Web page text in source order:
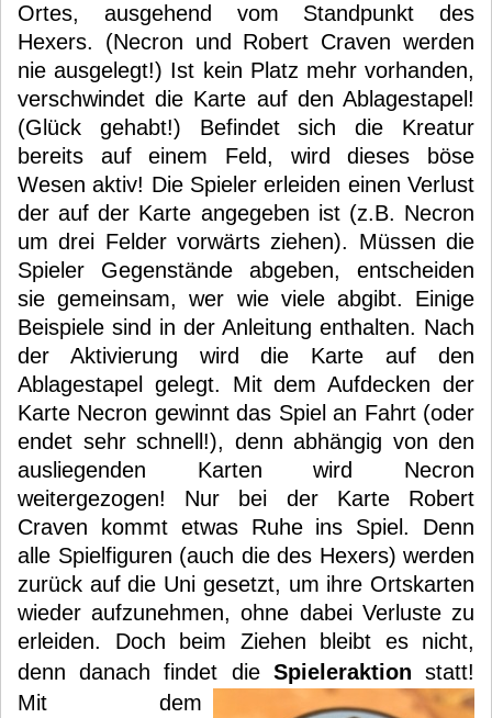
Ortes, ausgehend vom Standpunkt des
Hexers. (Necron und Robert Craven werden
nie ausgelegt!) Ist kein Platz mehr vorhanden,
verschwindet die Karte auf den Ablagestapel!
(Glück gehabt!) Befindet sich die Kreatur
bereits auf einem Feld, wird dieses böse
Wesen aktiv! Die Spieler erleiden einen Verlust
der auf der Karte angegeben ist (z.B. Necron
um drei Felder vorwärts ziehen). Müssen die
Spieler Gegenstände abgeben, entscheiden
sie gemeinsam, wer wie viele abgibt. Einige
Beispiele sind in der Anleitung enthalten. Nach
der Aktivierung wird die Karte auf den
Ablagestapel gelegt. Mit dem Aufdecken der
Karte Necron gewinnt das Spiel an Fahrt (oder
endet sehr schnell!), denn abhängig von den
ausliegenden Karten wird Necron
weitergezogen! Nur bei der Karte Robert
Craven kommt etwas Ruhe ins Spiel. Denn
alle Spielfiguren (auch die des Hexers) werden
zurück auf die Uni gesetzt, um ihre Ortskarten
wieder aufzunehmen, ohne dabei Verluste zu
erleiden. Doch beim Ziehen bleibt es nicht,
denn danach findet die Spieleraktionstatt!
Mit dem